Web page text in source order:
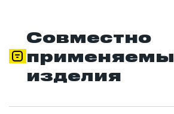
Совместно
изделия